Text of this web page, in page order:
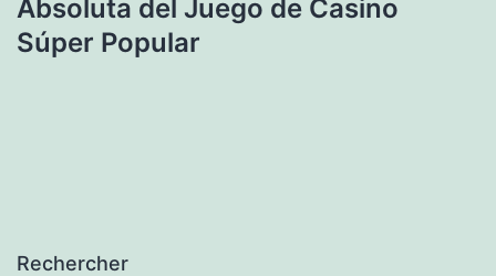
Absoluta del Juego de Casino
Súper Popular
Rechercher